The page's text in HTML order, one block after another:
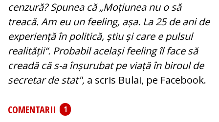
cenzură? Spunea că „Moțiunea nu o să
treacă. Am eu un feeling, așa. La 25 de ani de
experiență în politică, știu și care e pulsul
realității“. Probabil același feeling îl face să
creadă că s-a înșurubat pe viață în biroul de
secretar de stat", a scris Bulai, pe Facebook.
COMENTARII
1